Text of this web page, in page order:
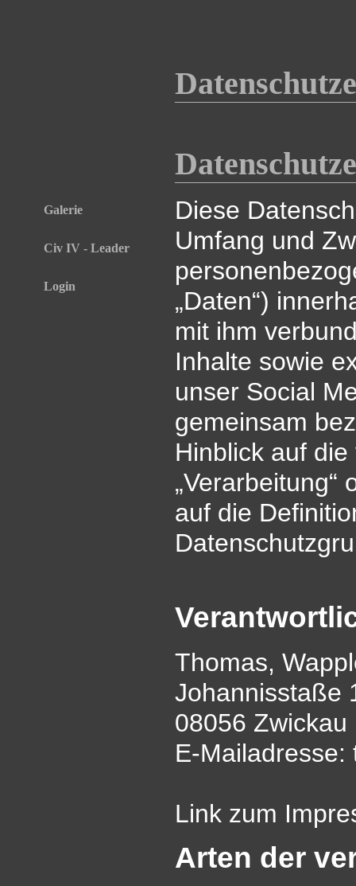
Galerie
Civ IV - Leader
Login
Diese
Umfang und
„Daten“)
mit ihm
Inhalte sowie
unser Social
gemeinsam
Hinblick auf
„Verarbeitung“
auf die
Thomas,
Johannisstaße
08056
E-Mailadresse:
Link zum
Arten der